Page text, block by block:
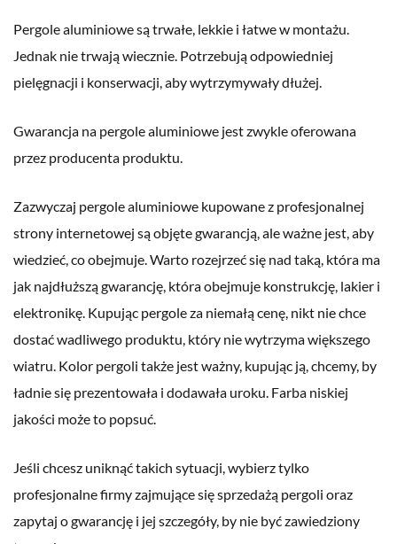
Pergole aluminiowe są trwałe, lekkie i łatwe w montażu.
Jednak nie trwają wiecznie. Potrzebują odpowiedniej
pielęgnacji i konserwacji, aby wytrzymywały dłużej.
Gwarancja na pergole aluminiowe jest zwykle oferowana
przez producenta produktu.
Zazwyczaj pergole aluminiowe kupowane z profesjonalnej
strony internetowej są objęte gwarancją, ale ważne jest, aby
wiedzieć, co obejmuje. Warto rozejrzeć się nad taką, która ma
jak najdłuższą gwarancję, która obejmuje konstrukcję, lakier i
elektronikę. Kupując pergole za niemałą cenę, nikt nie chce
dostać wadliwego produktu, który nie wytrzyma większego
wiatru. Kolor pergoli także jest ważny, kupując ją, chcemy, by
ładnie się prezentowała i dodawała uroku. Farba niskiej
jakości może to popsuć.
Jeśli chcesz uniknąć takich sytuacji, wybierz tylko
profesjonalne firmy zajmujące się sprzedażą pergoli oraz
zapytaj o gwarancję i jej szczegóły, by nie być zawiedziony